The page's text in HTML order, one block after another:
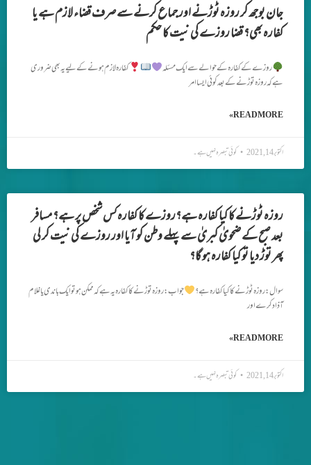
جان بوجھ کر روزہ ٹوڑنے اور جماع کرنے سے صرف قضاء لازم ہے یا
کفارہ بھی؟ قضا روزے کی نیت کا حکم
روزے کے کفارہ کے حوالے سے ایک مسئلہ
کفارہ لازم ہونے کے لیے یہ بھی ضروری
ہے کہ روزہ توڑنے کے بعد کوئی ایسا امر
READ MORE »
اکتوبر 14, 2021 کوئی تبصرہ نہیں ہے۔
روزہ ٹوڑنے کا کیا کفارہ ہے؟روزے کا کفارہ کس شخص پر ہے؟ مسافر
بعد صبح کے ضحویٰ کبریٰ سے پہلے وطن کو آیا اور روزے کی نیت کر لی
پھر توڑ دیا تو کیا کفارہ ہو گا؟
سوال: روزہ ٹوڑنے کا کیا کفارہ ہے؟
جواب: روزہ توڑنے کا کفارہ یہ ہے کہ ممکن ہو تو ایک باندی یا غلام
آذاد کرے اور
READ MORE »
اکتوبر 14, 2021 کوئی تبصرہ نہیں ہے۔